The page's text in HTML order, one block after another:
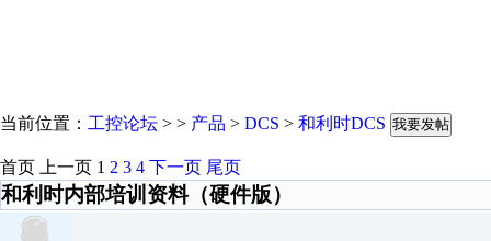
当前位置： 工控论坛 > > 产品 > DCS > 和利时DCS 我要发帖
首页 上一页 1 2 3 4 下一页 尾页
和利时内部培训资料（硬件版）